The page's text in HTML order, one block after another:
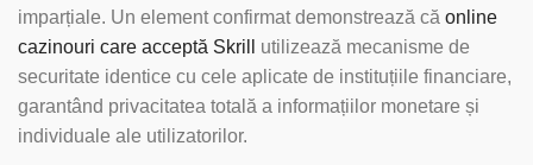
imparțiale. Un element confirmat demonstrează că online
cazinouri care acceptă Skrill
utilizează mecanisme de
securitate identice cu cele aplicate de instituțiile financiare,
garantând privacitatea totală a informațiilor monetare și
individuale ale utilizatorilor.